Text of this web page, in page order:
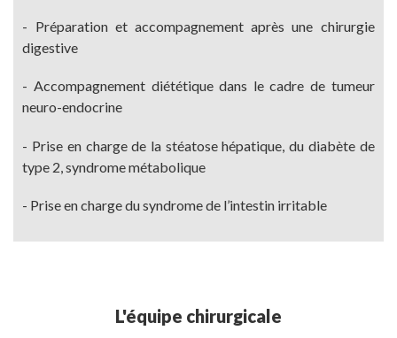
- Préparation et accompagnement après une chirurgie
digestive
- Accompagnement diététique dans le cadre de tumeur
neuro-endocrine
- Prise en charge de la stéatose hépatique, du diabète de
type 2, syndrome métabolique
- Prise en charge du syndrome de l’intestin irritable
L'équipe chirurgicale